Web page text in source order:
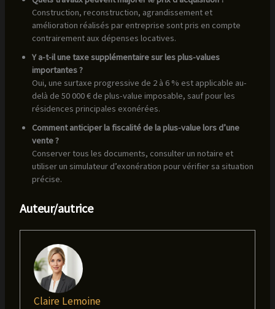
Construction, reconstruction, agrandissement et
amélioration réalisés par entreprise sont pris en compte
contrairement aux dépenses locatives.
Y a-t-il une taxe supplémentaire sur les plus-values
importantes ?
Oui, une surtaxe progressive de 2 à 6 % est applicable au-
delà de 50 000 € de plus-value imposable, sauf pour les
résidences principales exonérées.
Comment anticiper la fiscalité de la plus-value lors d’une
vente ?
Conserver tous les documents, consulter un notaire et
utiliser un simulateur d’exonération pour vérifier sa situation
précise.
Auteur/autrice
Claire Lemoine